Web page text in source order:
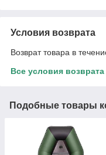
Условия возврата
Возврат товара в
Все условия возврата
Подобные товары